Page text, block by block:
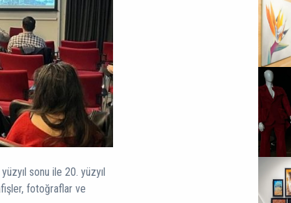
sonu ile 20. yüzyıl
fotoğraflar ve